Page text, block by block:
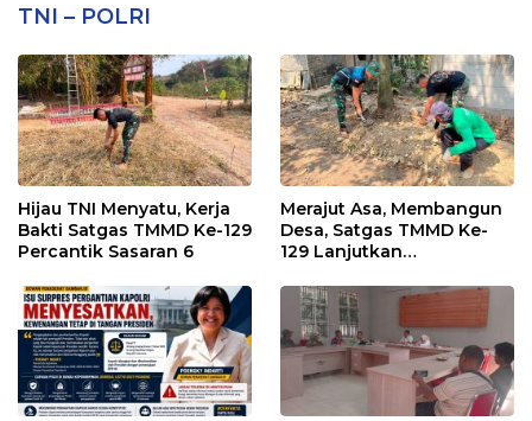
TNI – POLRI
Hijau TNI Menyatu, Kerja
Bakti Satgas TMMD Ke-129
Percantik Sasaran 6
Merajut Asa, Membangun
Desa, Satgas TMMD Ke-
129 Lanjutkan